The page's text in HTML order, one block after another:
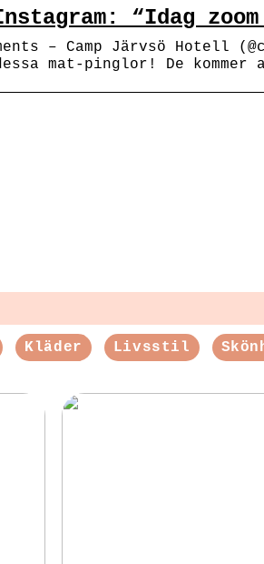
“Idag zoom
– Camp Järvsö Hotell
mat-pinglor! De
Kläder Livsstil